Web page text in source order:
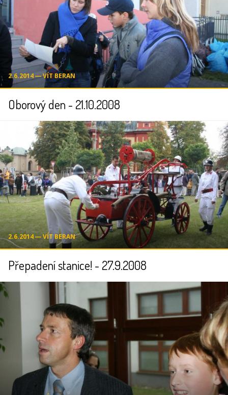
2.6.2014 ― VÍT BERAN
Oborový den - 21.10.2008
2.6.2014 ― VÍT BERAN
Přepadení stanice! - 27.9.2008